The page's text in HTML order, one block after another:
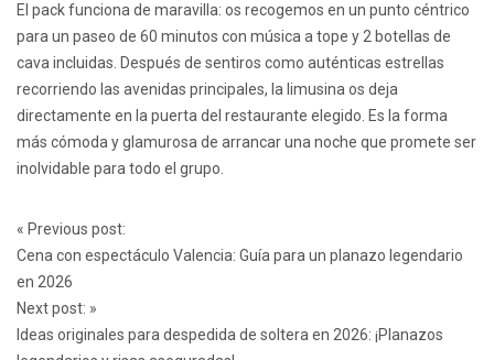
El pack funciona de maravilla: os recogemos en un punto céntrico
para un paseo de 60 minutos con música a tope y 2 botellas de
cava incluidas. Después de sentiros como auténticas estrellas
recorriendo las avenidas principales, la limusina os deja
directamente en la puerta del restaurante elegido. Es la forma
más cómoda y glamurosa de arrancar una noche que promete ser
inolvidable para todo el grupo.
Post
navigation
« Previous post:
Cena con espectáculo Valencia: Guía para un planazo legendario
en 2026
Next post: »
Ideas originales para despedida de soltera en 2026: ¡Planazos